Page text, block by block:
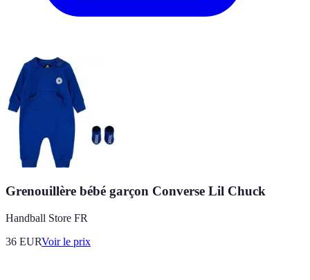
Grenouillère bébé garçon Converse Lil Chuck
Handball Store FR
36 EURVoir le prix